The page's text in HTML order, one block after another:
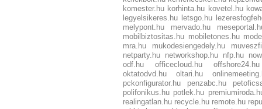
komester.hu korhinta.hu kovetel.hu
legyelsikeres.hu letsgo.hu
melypont.hu
mervado.hu
mobilbiztositas.hu mobiletones.hu
mra.hu
mukodesiengedely.hu
netparty.hu networkshop.hu nfp.hu
odf.hu
officecloud.hu
offshore24.hu
oktatodvd.hu
oltari.hu
pckonfigurator.hu
penzabc.hu
polifonikus.hu potlek.hu
realingatlan.hu recycle.hu remote.hu